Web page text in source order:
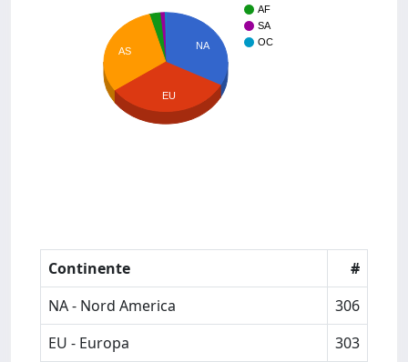
AF
SA
OC
NA
AS
EU
Continente
#
NA - Nord America
306
EU - Europa
303